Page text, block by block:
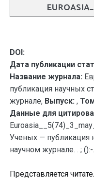
DOI:
Дата публикации
Название журнала:
публикация научных
журнале, Выпуск: ,
Данные для
Ученых — публикация
научном журнале. . ; ():-.
Представляется